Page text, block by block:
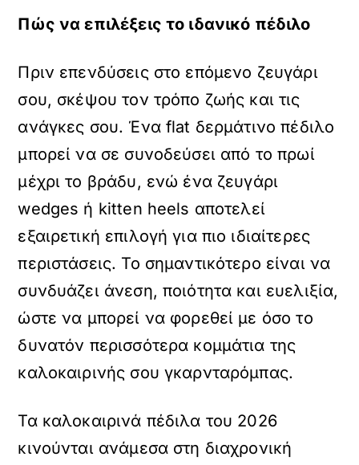
Πώς να επιλέξεις το ιδανικό πέδιλο
Πριν επενδύσεις στο επόμενο ζευγάρι
σου, σκέψου τον τρόπο ζωής και τις
ανάγκες σου. Ένα flat δερμάτινο πέδιλο
μπορεί να σε συνοδεύσει από το πρωί
μέχρι το βράδυ, ενώ ένα ζευγάρι
wedges ή kitten heels αποτελεί
εξαιρετική επιλογή για πιο ιδιαίτερες
περιστάσεις. Το σημαντικότερο είναι να
συνδυάζει άνεση, ποιότητα και ευελιξία,
ώστε να μπορεί να φορεθεί με όσο το
δυνατόν περισσότερα κομμάτια της
καλοκαιρινής σου γκαρνταρόμπας.
Τα καλοκαιρινά πέδιλα του 2026
κινούνται ανάμεσα στη διαχρονική